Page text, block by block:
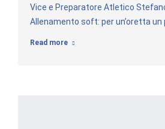
Vice e Preparatore Atletico
Allenamento soft: per un’oretta un
Read more